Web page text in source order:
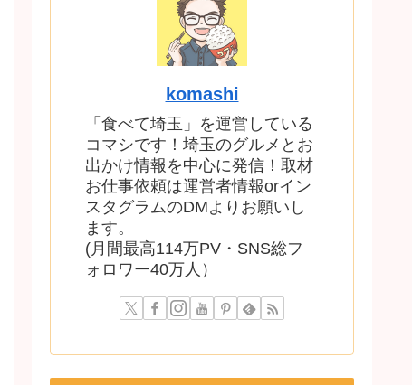
komashi
「食べて埼玉」を運営している
コマシです！埼玉のグルメとお
出かけ情報を中心に発信！取材
お仕事依頼は運営者情報orイン
スタグラムのDMよりお願いし
ます。
(月間最高114万PV・SNS総フ
ォロワー40万人）